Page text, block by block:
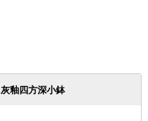
灰釉四方深小鉢